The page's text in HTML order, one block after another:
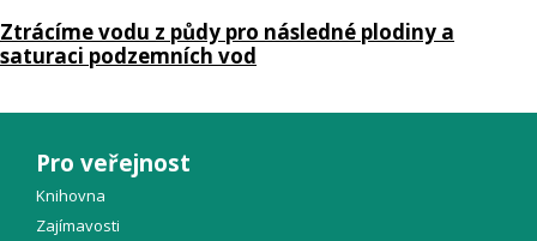
Ztrácíme vodu z půdy pro následné plodiny a
saturaci podzemních vod
Pro veřejnost
Knihovna
Zajímavosti